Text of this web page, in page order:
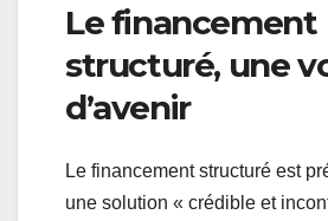
Le financement
structuré, une
d’avenir
Le financement structuré est
une solution « crédible et